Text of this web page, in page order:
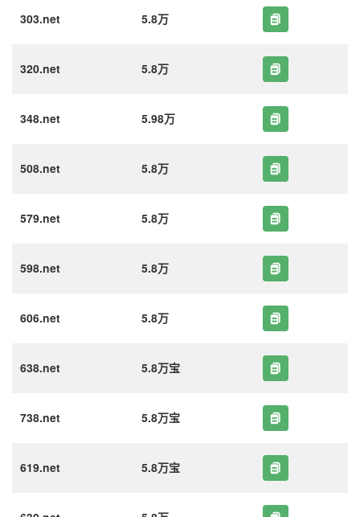
303.net 5.8万
320.net 5.8万
348.net 5.98万
508.net 5.8万
579.net 5.8万
598.net 5.8万
606.net 5.8万
638.net 5.8万宝
738.net 5.8万宝
619.net 5.8万宝